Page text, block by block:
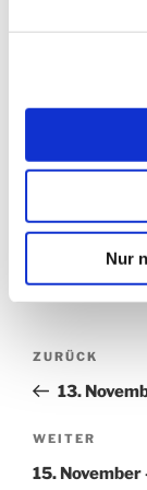
Nur
Vorheriger
Beitrag
ZURÜCK
13.
Nächster
Beitrag
WEITER
15.